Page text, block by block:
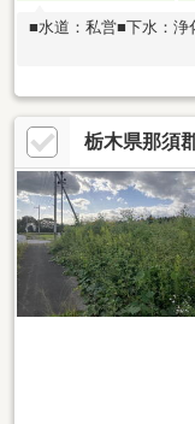
■水道：私営■下水：浄
栃木県那須